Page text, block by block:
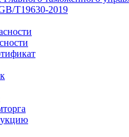
T19630-2019